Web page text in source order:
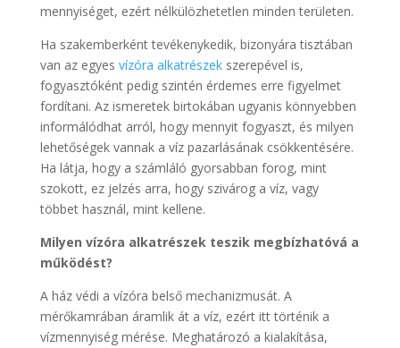
mennyiséget, ezért nélkülözhetetlen minden területen.
Ha szakemberként tevékenykedik, bizonyára tisztában
van az egyes vízóra alkatrészekszerepével is,
fogyasztóként pedig szintén érdemes erre figyelmet
fordítani. Az ismeretek birtokában ugyanis könnyebben
informálódhat arról, hogy mennyit fogyaszt, és milyen
lehetőségek vannak a víz pazarlásának csökkentésére.
Ha látja, hogy a számláló gyorsabban forog, mint
szokott, ez jelzés arra, hogy szivárog a víz, vagy
többet használ, mint kellene.
Milyen vízóra alkatrészek teszik megbízhatóvá a
működést?
A ház védi a vízóra belső mechanizmusát. A
mérőkamrában áramlik át a víz, ezért itt történik a
vízmennyiség mérése. Meghatározó a kialakítása,